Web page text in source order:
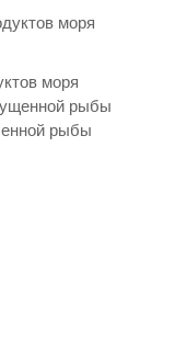
моря
моря
рыбы
рыбы